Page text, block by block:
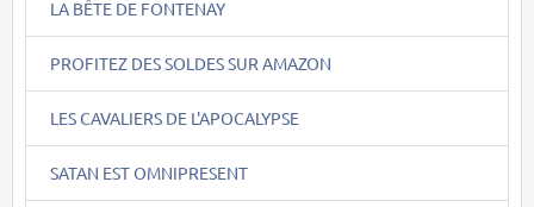
LA BÊTE DE FONTENAY
PROFITEZ DES SOLDES SUR AMAZON
LES CAVALIERS DE L'APOCALYPSE
SATAN EST OMNIPRESENT